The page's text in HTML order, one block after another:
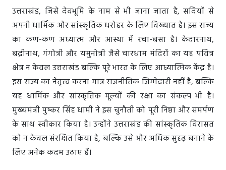
उत्तराखंड, जिसे देवभूमि के नाम से भी जाना जाता है, सदियों से
अपनी धार्मिक और सांस्कृतिक धरोहर के लिए विख्यात है। इस राज्य
का कण-कण अध्यात्म और आस्था में रचा-बसा है। केदारनाथ,
बद्रीनाथ, गंगोत्री और यमुनोत्री जैसे चारधाम मंदिरों का यह पवित्र
क्षेत्र न केवल उत्तराखंड बल्कि पूरे भारत के लिए आध्यात्मिक केंद्र है।
इस राज्य का नेतृत्व करना मात्र राजनीतिक जिम्मेदारी नहीं है, बल्कि
यह धार्मिक और सांस्कृतिक मूल्यों की रक्षा का संकल्प भी है।
मुख्यमंत्री पुष्कर सिंह धामी ने इस चुनौती को पूरी निष्ठा और समर्पण
के साथ स्वीकार किया है। उन्होंने उत्तराखंड की सांस्कृतिक विरासत
को न केवल संरक्षित किया है, बल्कि उसे और अधिक सुदृढ़ बनाने के
लिए अनेक कदम उठाए हैं।